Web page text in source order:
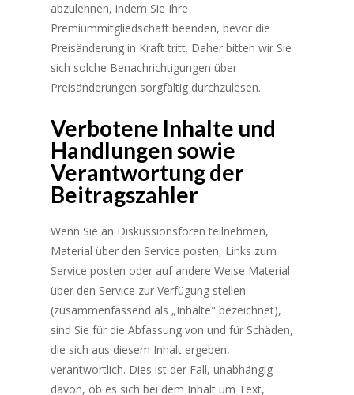
abzulehnen, indem Sie Ihre
Premiummitgliedschaft beenden, bevor die
Preisänderung in Kraft tritt. Daher bitten wir Sie
sich solche Benachrichtigungen über
Preisänderungen sorgfältig durchzulesen.
Verbotene Inhalte und
Handlungen sowie
Verantwortung der
Beitragszahler
Wenn Sie an Diskussionsforen teilnehmen,
Material über den Service posten, Links zum
Service posten oder auf andere Weise Material
über den Service zur Verfügung stellen
(zusammenfassend als „Inhalte" bezeichnet),
sind Sie für die Abfassung von und für Schäden,
die sich aus diesem Inhalt ergeben,
verantwortlich. Dies ist der Fall, unabhängig
davon, ob es sich bei dem Inhalt um Text,